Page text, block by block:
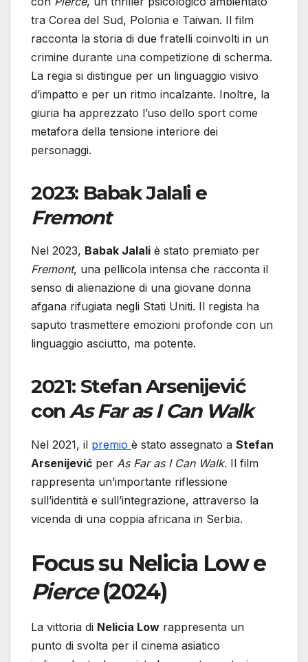
tra Corea del Sud, Polonia e Taiwan. Il film
racconta la storia di due fratelli coinvolti in un
crimine durante una competizione di scherma.
La regia si distingue per un linguaggio visivo
d’impatto e per un ritmo incalzante. Inoltre, la
giuria ha apprezzato l’uso dello sport come
metafora della tensione interiore dei
personaggi.
2023: Babak Jalali e
Fremont
Nel 2023, Babak Jalali è stato premiato per
Fremont, una pellicola intensa che racconta il
senso di alienazione di una giovane donna
afgana rifugiata negli Stati Uniti. Il regista ha
saputo trasmettere emozioni profonde con un
linguaggio asciutto, ma potente.
2021: Stefan Arsenijević
conAs Far as I Can Walk
Nel 2021, il premio è stato assegnato a Stefan
Arsenijević per As Far as I Can Walk. Il film
rappresenta un’importante riflessione
sull’identità e sull’integrazione, attraverso la
vicenda di una coppia africana in Serbia.
Focus su Nelicia Low e
Pierce(2024)
La vittoria di Nelicia Low rappresenta un
punto di svolta per il cinema asiatico